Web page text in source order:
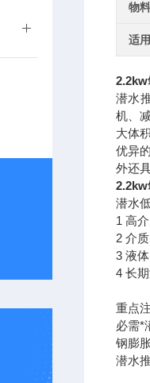
物
适
2.2kw
潜水
机、
大体
优异
外还
2.2kw
潜水
1 高
2 介
3 液
4 长
重点
必需*
钢膨
潜水